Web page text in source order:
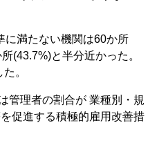
に満たない機関は60か所
(43.7%)と半分近かった。
。
管理者の割合が 業種別・規
促進する積極的雇用改善措